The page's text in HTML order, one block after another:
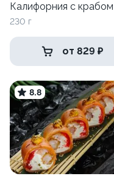
Калифорния с крабом
230 г
от 829 ₽
8.8